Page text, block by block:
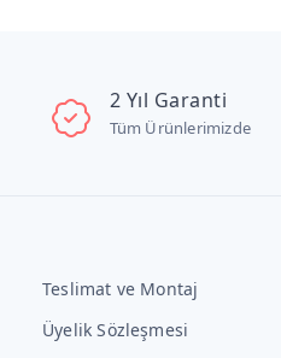
2 Yıl Garanti
Tüm Ürünlerimizde
Teslimat ve Montaj
Üyelik Sözleşmesi